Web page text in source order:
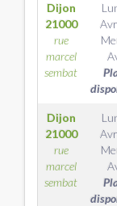
Dijon
21000
rue
marcel
sembat
Dijon
21000
rue
marcel
sembat